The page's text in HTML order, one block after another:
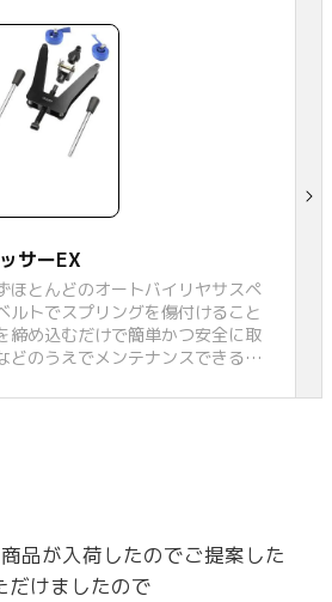
サーEX
ほとんどのオートバイリヤサスペ
ルトでスプリングを傷付けること
締め込むだけで簡単かつ安全に取
どのうえでメンテナンスできるよ
アタッチメントが
品が入荷したのでご提案した
だけましたので